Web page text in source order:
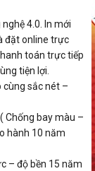
4.0. In mới
đặt online trực
toán trực tiếp
tiện lợi.
cùng sắc nét –
Chống bay màu –
hành 10 năm
– độ bền 15 năm